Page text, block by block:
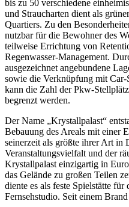
bis zu 50 verschiedene
und Straucharten dient als
Quartiers. Zu den
nutzbar für die Bewohner des
teilweise Errichtung von
Regenwasser-Management.
ausgezeichnet angebundene
sowie die Verknüpfung mit
kann die Zahl der Pkw-
begrenzt werden.
Der Name „Krystallpalast“
Bebauung des Areals mit einer
seinerzeit als größte ihrer Art in
Veranstaltungsvielfalt und der
Krystallpalast einzigartig in
das Gelände zu großen Teilen
diente es als feste Spielstätte
Fernsehstudio. Seit einem